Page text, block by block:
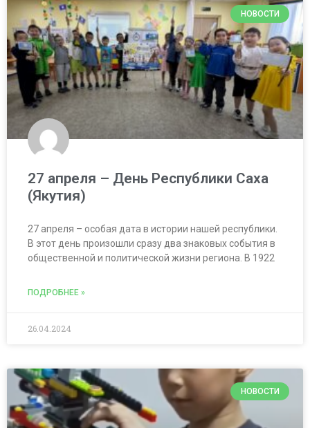
НОВОСТИ
27 апреля – День Республики Саха
(Якутия)
27 апреля – особая дата в истории нашей республики.
В этот день произошли сразу два знаковых события в
общественной и политической жизни региона. В 1922
ПОДРОБНЕЕ »
26.04.2024
НОВОСТИ